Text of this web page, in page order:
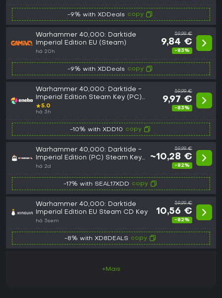
-9% with XDDeals copy
Warhammer 40,000: Darktide
Imperial Edition EU (Steam)
há 20h
59,99 €
9,84 €
-83%
-9% with XDDeals copy
Warhammer 40,000: Darktide -
Imperial Edition Steam Key (PC)
EUROPE
★5.0
há 3h
59,99 €
9,97 €
-83%
-10% with XDD10 copy
Warhammer 40,000: Darktide -
Imperial Edition (PC) Steam Key
- GLOBAL
há 2d
59,99 €
~10,28 €
-82%
-17% with SEAL17XDD copy
Warhammer 40,000: Darktide
Imperial Edition EU Steam CD Key
há 3sem
59,99 €
10,56 €
-82%
-8% with XD8DEALS copy
+Mais